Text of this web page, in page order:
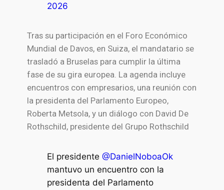
2026
Tras su participación en el Foro Económico
Mundial de Davos, en Suiza, el mandatario se
trasladó a Bruselas para cumplir la última
fase de su gira europea. La agenda incluye
encuentros con empresarios, una reunión con
la presidenta del Parlamento Europeo,
Roberta Metsola, y un diálogo con David De
Rothschild, presidente del Grupo Rothschild
El presidente @DanielNoboaOk
mantuvo un encuentro con la
presidenta del Parlamento